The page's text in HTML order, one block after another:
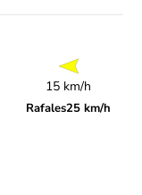
15 km/h
Rafales25 km/h